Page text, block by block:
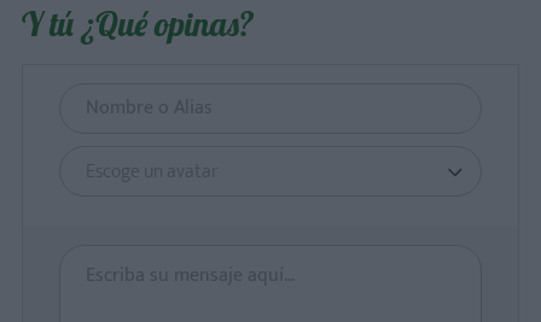
Y tú ¿Qué opinas?
Escoge un avatar